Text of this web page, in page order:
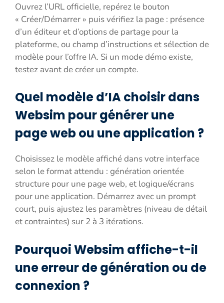
Ouvrez l’URL officielle, repérez le bouton
« Créer/Démarrer » puis vérifiez la page : présence
d’un éditeur et d’options de partage pour la
plateforme, ou champ d’instructions et sélection de
modèle pour l’offre IA. Si un mode démo existe,
testez avant de créer un compte.
Quel modèle d’IA choisir dans
Websim pour générer une
page web ou une application ?
Choisissez le modèle affiché dans votre interface
selon le format attendu : génération orientée
structure pour une page web, et logique/écrans
pour une application. Démarrez avec un prompt
court, puis ajustez les paramètres (niveau de détail
et contraintes) sur 2 à 3 itérations.
Pourquoi Websim affiche-t-il
une erreur de génération ou de
connexion ?